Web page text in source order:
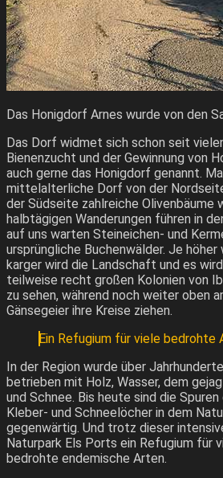
Das Honigdorf Arnes wurde von den
Das Dorf widmet sich schon seit
Bienenzucht und der Gewinnung von
auch gerne das Honigdorf genannt.
mittelalterliche Dorf von der
der Südseite zahlreiche Olivenbäume
halbtägigen Wanderungen führen in
auf uns warten Steineichen- und
ursprüngliche Buchenwälder. Je höher
karger wird die Landschaft und es
teilweise recht großen Kolonien von
zu sehen, während noch weiter oben
Gänsegeier ihre Kreise ziehen.
Ein Refugium für viele bedrohte
In der Region wurde über
betrieben mit Holz, Wasser, dem
und Schnee. Bis heute sind die
Kleber- und Schneelöcher in dem
gegenwärtig. Und trotz dieser
Naturpark Els Ports ein Refugium für
bedrohte endemische Arten.